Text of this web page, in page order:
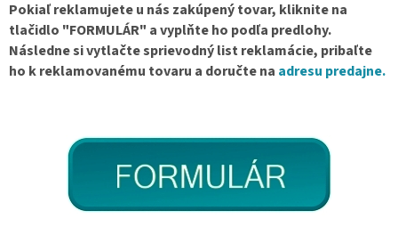
Pokiaľ reklamujete u nás zakúpený tovar, kliknite na
tlačidlo "FORMULÁR" a vyplňte ho podľa predlohy.
Následne si vytlačte sprievodný list reklamácie, pribaľte
ho k reklamovanému tovaru a doručte na adresu predajne.